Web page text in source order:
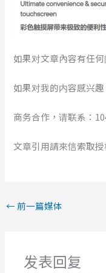
如果对文章內容有任
如果对我的内容感兴
商务合作，请联系：
文章引用請來信索取
← 前一篇媒体
发表回复